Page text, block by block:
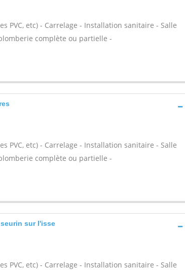
PVC, etc) - Carrelage - Installation sanitaire - Salle
complète ou partielle -
PVC, etc) - Carrelage - Installation sanitaire - Salle
complète ou partielle -
sur l'isse
PVC, etc) - Carrelage - Installation sanitaire - Salle